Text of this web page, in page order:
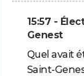
15:57 -
Genest
Quel avait
Saint-